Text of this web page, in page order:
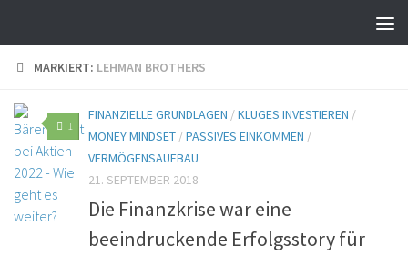
MARKIERT: LEHMAN BROTHERS
1
FINANZIELLE GRUNDLAGEN /KLUGES INVESTIEREN /
MONEY MINDSET /PASSIVES EINKOMMEN /
VERMÖGENSAUFBAU
21. SEPTEMBER 2018
Die Finanzkrise war eine
beeindruckende Erfolgsstory für